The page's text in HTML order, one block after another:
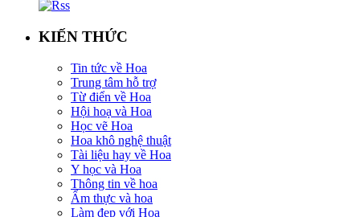
KIẾN THỨC
Tin tức về Hoa
Trung tâm hỗ trợ
Từ điển về Hoa
Hội hoạ và Hoa
Học vẽ Hoa
Hoa khô nghệ thuật
Tài liệu hay về Hoa
Y học và Hoa
Thông tin về hoa
Ẩm thực và hoa
Làm đẹp với Hoa